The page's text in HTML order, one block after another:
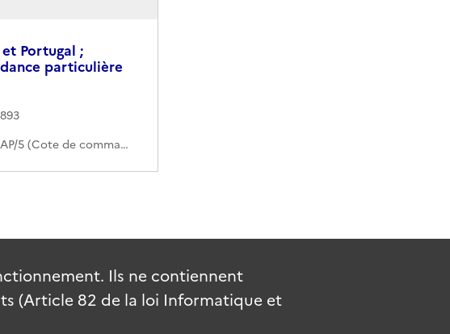
Portugal ;
particulière
150PAAP/5 (Cote de commande)
Ils ne contiennent
(Article 82 de la loi Informatique et